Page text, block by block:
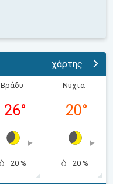
χάρτης
Βράδυ
26°
20 %
Νύχτα
20°
20 %